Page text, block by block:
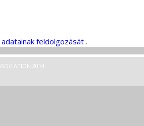
feldolgozását.
2014